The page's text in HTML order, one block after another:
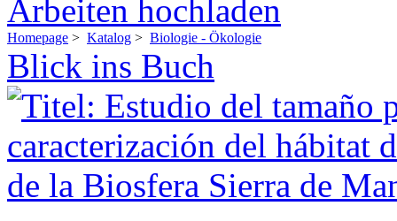
Arbeiten hochladen
Homepage > Katalog > Biologie - Ökologie
Blick ins Buch